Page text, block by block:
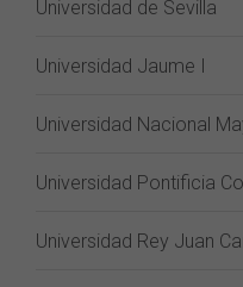
Universidad de Sevilla
Universidad Jaume I
Universidad Nacional
Universidad Pontificia
Universidad Rey Juan